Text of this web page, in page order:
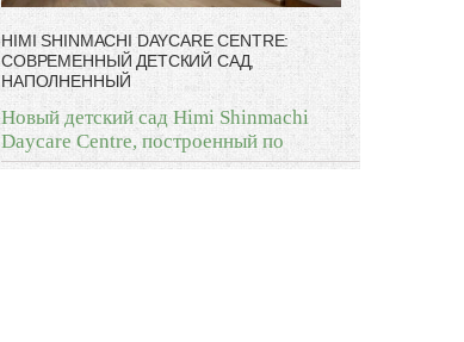
HIMI SHINMACHI DAYCARE CENTRE:
СОВРЕМЕННЫЙ ДЕТСКИЙ САД,
НАПОЛНЕННЫЙ
Новый детский сад Himi Shinmachi
Daycare Centre, построенный по